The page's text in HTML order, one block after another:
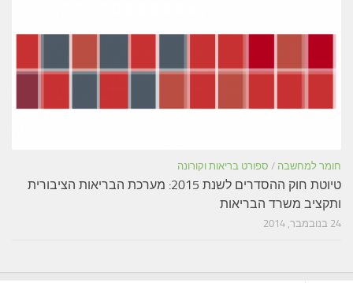
חומר למחשבה / ספורט בריאות וקורונה
טיוטת חוק ההסדרים לשנת 2015: מערכת הבריאות הציבורית
ותקציב משרד הבריאות
24 בנובמבר, 2014